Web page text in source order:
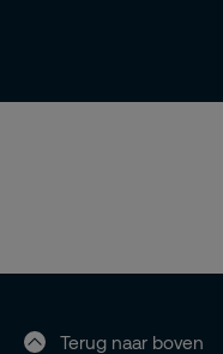
Terug naar boven